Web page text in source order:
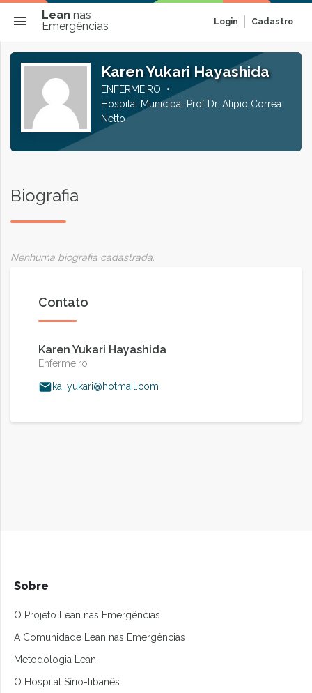
Lean nas
Emergências
Login Cadastro
Karen Yukari Hayashida
ENFERMEIRO
Hospital Municipal Prof Dr. Alipio Correa
Netto
Biografia
Nenhuma biografia cadastrada.
Contato
Karen Yukari Hayashida
Enfermeiro
ka_yukari@hotmail.com
Sobre
O Projeto Lean nas Emergências
A Comunidade Lean nas Emergências
Metodologia Lean
O Hospital Sírio-libanês